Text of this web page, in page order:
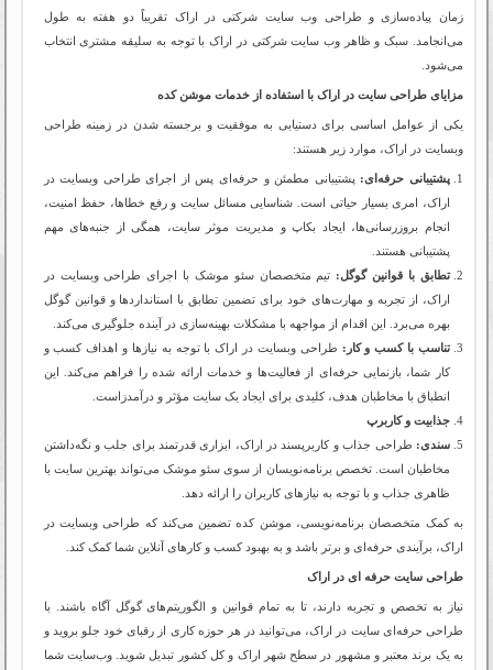
زمان پیاده‌سازی و طراحی وب سایت شرکتی در اراک تقریباً دو هفته به طول
می‌انجامد. سبک و ظاهر وب سایت شرکتی در اراک با توجه به سلیقه مشتری انتخاب
می‌شود.
مزایای طراحی سایت در اراک با استفاده از خدمات موشن کده
یکی از عوامل اساسی برای دستیابی به موفقیت و برجسته شدن در زمینه طراحی
وبسایت در اراک، موارد زیر هستند:
پشتیبانی حرفه‌ای: پشتیبانی مطمئن و حرفه‌ای پس از اجرای طراحی وبسایت در
اراک، امری بسیار حیاتی است. شناسایی مسائل سایت و رفع خطاها، حفظ امنیت،
انجام بروزرسانی‌ها، ایجاد بکاپ و مدیریت موثر سایت، همگی از جنبه‌های مهم
پشتیبانی هستند.
تطابق با قوانین گوگل: تیم متخصصان سئو موشک با اجرای طراحی وبسایت در
اراک، از تجربه و مهارت‌های خود برای تضمین تطابق با استانداردها و قوانین گوگل
بهره می‌برد. این اقدام از مواجهه با مشکلات بهینه‌سازی در آینده جلوگیری می‌کند.
تناسب با کسب و کار: طراحی وبسایت در اراک با توجه به نیازها و اهداف کسب و
کار شما، بازنمایی حرفه‌ای از فعالیت‌ها و خدمات ارائه شده را فراهم می‌کند. این
انطباق با مخاطبان هدف، کلیدی برای ایجاد یک سایت مؤثر و درآمدزاست.
جذابیت و کاربرپ
سندی: طراحی جذاب و کاربرپسند در اراک، ابزاری قدرتمند برای جلب و نگه‌داشتن
مخاطبان است. تخصص برنامه‌نویسان از سوی سئو موشک می‌تواند بهترین سایت با
ظاهری جذاب و با توجه به نیازهای کاربران را ارائه دهد.
به کمک متخصصان برنامه‌نویسی، موشن کده تضمین می‌کند که طراحی وبسایت در
اراک، برآیندی حرفه‌ای و برتر باشد و به بهبود کسب و کارهای آنلاین شما کمک کند.
طراحی سایت حرفه ای در اراک
نیاز به تخصص و تجربه دارند، تا به تمام قوانین و الگوریتم‌های گوگل آگاه باشند. با
طراحی حرفه‌ای سایت در اراک، می‌توانید در هر حوزه کاری از رقبای خود جلو بروید و
به یک برند معتبر و مشهور در سطح شهر اراک و کل کشور تبدیل شوید. وب‌سایت شما